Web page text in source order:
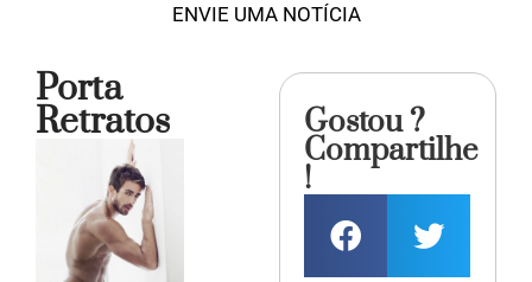
ENVIE UMA NOTÍCIA
Porta
Retratos Gostou ?
Compartilhe
!